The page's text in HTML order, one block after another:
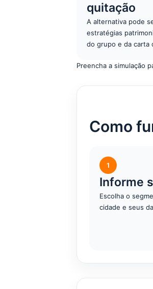
quitação
A alternativa pode
estratégias
do grupo e da carta
Preencha a simulação
Como
1
Informe
Escolha o
cidade e seus